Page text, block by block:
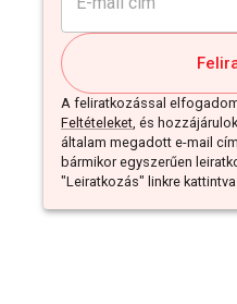
A feliratkozással
Feltételeket, és
általam megadott e-mail
bármikor egyszerűen
"Leiratkozás" linkre